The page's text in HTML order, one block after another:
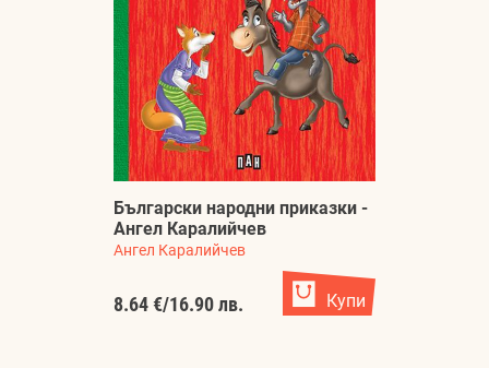
Български народни приказки -
Ангел Каралийчев
Ангел Каралийчев
8.64 €/16.90 лв. Купи